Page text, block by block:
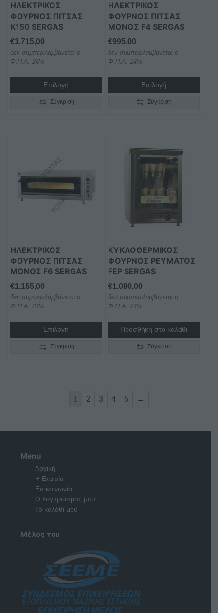
ΗΛΕΚΤΡΙΚΟΣ
ΦΟΥΡΝΟΣ ΠΙΤΣΑΣ
Κ150 SERGAS
€1.715,00
δεν συμπεριλαμβάνεται ο
Φ.Π.Α. 24%
Επιλογή
Σύγκριση
ΗΛΕΚΤΡΙΚΟΣ
ΦΟΥΡΝΟΣ ΠΙΤΣΑΣ
ΜΟΝΟΣ F4 SERGAS
€995,00
δεν συμπεριλαμβάνεται ο
Φ.Π.Α. 24%
Επιλογή
Σύγκριση
ΗΛΕΚΤΡΙΚΟΣ
ΦΟΥΡΝΟΣ ΠΙΤΣΑΣ
ΜΟΝΟΣ F6 SERGAS
€1.155,00
δεν συμπεριλαμβάνεται ο
Φ.Π.Α. 24%
Επιλογή
Σύγκριση
ΚΥΚΛΟΘΕΡΜΙΚΟΣ
ΦΟΥΡΝΟΣ ΡΕΥΜΑΤΟΣ
FEP SERGAS
€1.090,00
δεν συμπεριλαμβάνεται ο
Φ.Π.Α. 24%
Προσθήκη στο καλάθι
Σύγκριση
1 2 3 4 5 →
Menu
Αρχική
Η Εταιρία
Επικοινωνία
Ο λογαριασμός μου
Το καλάθι μου
Μέλος του